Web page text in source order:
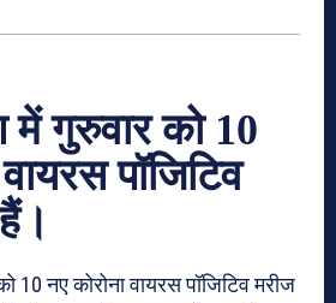
में गुरुवार को 10
पॉजिटिव
10 नए कोरोना वायरस पॉजिटिव मरीज